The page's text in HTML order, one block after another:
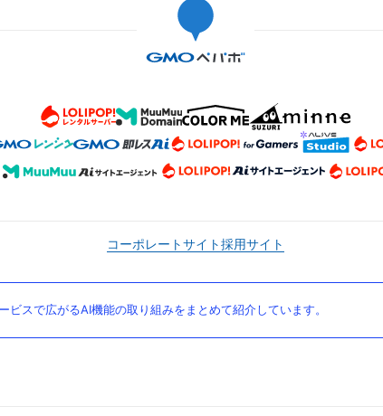
コーポレートサイト採用サイト
スで広がるAI機能の取り組みをまとめて紹介しています。